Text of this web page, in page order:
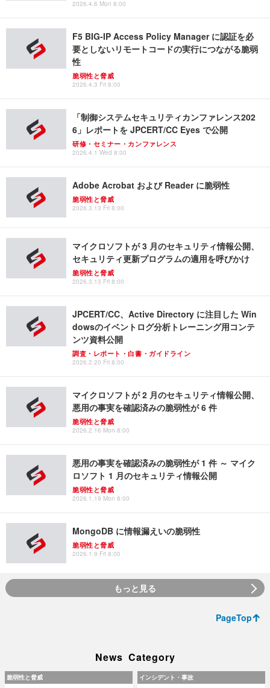
2026.4.6 Mon 8:00
F5 BIG-IP Access Policy Manager に認証を必
要としないリモートコードの実行につながる脆弱
性
脆弱性と脅威
2026.4.3 Fri 8:00
「制御システムセキュリティカンファレンス202
6」レポートを JPCERT/CC Eyes で公開
研修・セミナー・カンファレンス
2026.4.1 Wed 8:00
Adobe Acrobat および Reader に脆弱性
脆弱性と脅威
2026.3.13 Fri 8:00
マイクロソフトが 3 月のセキュリティ情報公開、
セキュリティ更新プログラムの適用を呼びかけ
脆弱性と脅威
2026.3.13 Fri 8:00
JPCERT/CC、Active Directory に注目した Win
dowsのイベントログ分析トレーニング用コンテ
ンツ資料公開
調査・レポート・白書・ガイドライン
2026.2.20 Fri 8:00
マイクロソフトが 2 月のセキュリティ情報公開、
悪用の事実を確認済みの脆弱性が 6 件
脆弱性と脅威
2026.2.16 Mon 8:00
悪用の事実を確認済みの脆弱性が 1 件 ～ マイク
ロソフト 1 月のセキュリティ情報公開
脆弱性と脅威
2026.1.19 Mon 8:00
MongoDB に情報漏えいの脆弱性
脆弱性と脅威
2026.1.9 Fri 8:00
もっと見る
PageTop
News Category
脆弱性と脅威 インシデント・事故